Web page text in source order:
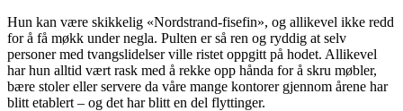
Hun kan være skikkelig «Nordstrand-fisefin», og allikevel ikke redd
for å få møkk under negla. Pulten er så ren og ryddig at selv
personer med tvangslidelser ville ristet oppgitt på hodet. Allikevel
har hun alltid vært rask med å rekke opp hånda for å skru møbler,
bære stoler eller servere da våre mange kontorer gjennom årene har
blitt etablert – og det har blitt en del flyttinger.